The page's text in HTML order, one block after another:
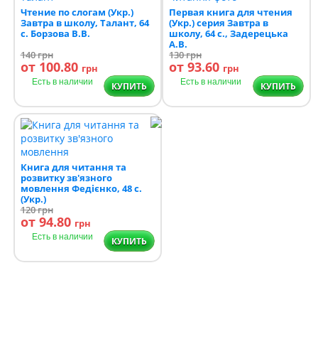
Чтение по слогам (Укр.)
Завтра в школу, Талант, 64
с. Борзова В.В.
140грн
от 100.80 грн
Есть в наличии КУПИТЬ
Первая книга для чтения
(Укр.) серия Завтра в
школу, 64 с., Задерецька
А.В.
130грн
от 93.60 грн
Есть в наличии КУПИТЬ
Книга для читання та
розвитку зв'язного
мовлення Федієнко, 48 с.
(Укр.)
120грн
от 94.80 грн
Есть в наличии КУПИТЬ